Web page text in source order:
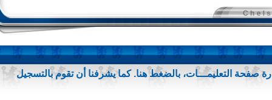
التعليمـــات،بالضغط هنا. كما يشرفنا أن تقومبالتسجيل